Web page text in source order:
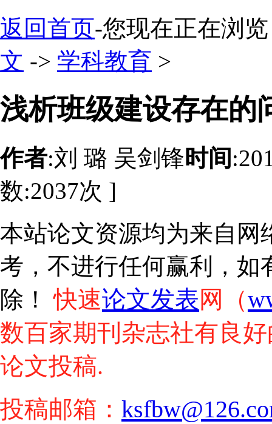
返回首页-您现在正在浏
文 -> 学科教育 >
浅析班级建设存在的
作者:刘 璐 吴剑锋时间
数:2037次 ]
本站论文资源均为来自网
考，不进行任何赢利，如
除！快速论文发表网（
数百家期刊杂志社有良
论文投稿.
投稿邮箱：